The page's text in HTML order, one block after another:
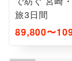
旅3日間
89,800〜